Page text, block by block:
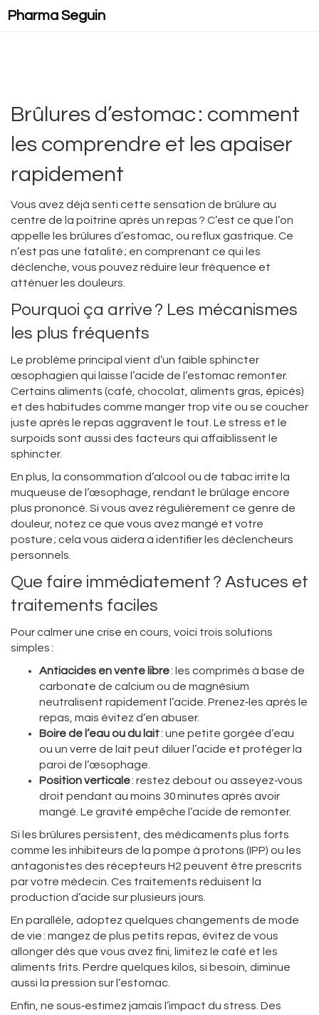
Pharma Seguin
Brûlures d’estomac : comment
les comprendre et les apaiser
rapidement
Vous avez déjà senti cette sensation de brûlure au
centre de la poitrine après un repas ? C’est ce que l’on
appelle les brûlures d’estomac, ou reflux gastrique. Ce
n’est pas une fatalité ; en comprenant ce qui les
déclenche, vous pouvez réduire leur fréquence et
atténuer les douleurs.
Pourquoi ça arrive ? Les mécanismes
les plus fréquents
Le problème principal vient d’un faible sphincter
œsophagien qui laisse l’acide de l’estomac remonter.
Certains aliments (café, chocolat, aliments gras, épicés)
et des habitudes comme manger trop vite ou se coucher
juste après le repas aggravent le tout. Le stress et le
surpoids sont aussi des facteurs qui affaiblissent le
sphincter.
En plus, la consommation d’alcool ou de tabac irrite la
muqueuse de l’œsophage, rendant le brûlage encore
plus prononcé. Si vous avez régulièrement ce genre de
douleur, notez ce que vous avez mangé et votre
posture ; cela vous aidera à identifier les déclencheurs
personnels.
Que faire immédiatement ? Astuces et
traitements faciles
Pour calmer une crise en cours, voici trois solutions
simples :
Antiacides en vente libre: les comprimés à base de
carbonate de calcium ou de magnésium
neutralisent rapidement l’acide. Prenez‑les après le
repas, mais évitez d’en abuser.
Boire de l’eau ou du lait: une petite gorgée d’eau
ou un verre de lait peut diluer l’acide et protéger la
paroi de l’œsophage.
Position verticale: restez debout ou asseyez‑vous
droit pendant au moins 30 minutes après avoir
mangé. Le gravité empêche l’acide de remonter.
Si les brûlures persistent, des médicaments plus forts
comme les inhibiteurs de la pompe à protons (IPP) ou les
antagonistes des récepteurs H2 peuvent être prescrits
par votre médecin. Ces traitements réduisent la
production d’acide sur plusieurs jours.
En parallèle, adoptez quelques changements de mode
de vie : mangez de plus petits repas, évitez de vous
allonger dès que vous avez fini, limitez le café et les
aliments frits. Perdre quelques kilos, si besoin, diminue
aussi la pression sur l’estomac.
Enfin, ne sous‑estimez jamais l’impact du stress. Des